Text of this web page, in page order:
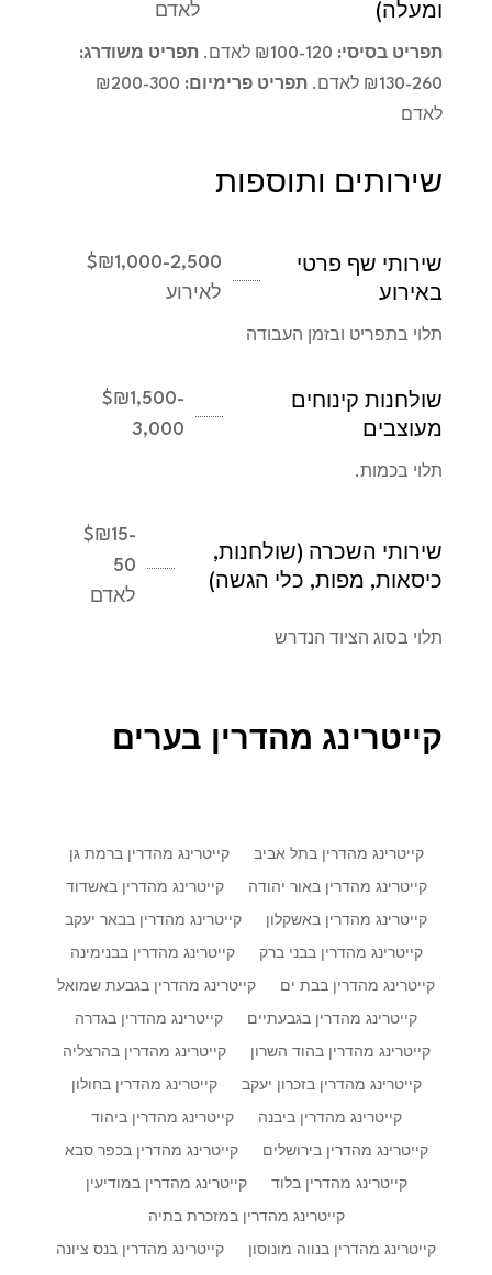
ומעלה) לאדם
תפריט בסיסי:
תפריט משודרג:
₪130-260 לאדם.
תפריט פרימיום: ₪200-300
לאדם
שירותים ותוספות
שירותי שף פרטי
באירוע
$ ₪1,000-2,500
לאירוע
תלוי בתפריט ובזמן העבודה
שולחנות קינוחים
מעוצבים
$ ₪1,500-
3,000
תלוי בכמות.
שירותי השכרה (שולחנות,
כיסאות, מפות, כלי הגשה)
$ ₪15-
50
לאדם
תלוי בסוג הציוד הנדרש
קייטרינג מהדרין בערים
קייטרינג מהדרין בתל אביב קייטרינג מהדרין ברמת גן
קייטרינג מהדרין באור יהודה קייטרינג מהדרין באשדוד
קייטרינג מהדרין באשקלון קייטרינג מהדרין בבאר יעקב
קייטרינג מהדרין בבני ברק קייטרינג מהדרין בבנימינה
קייטרינג מהדרין בבת ים קייטרינג מהדרין בגבעת שמואל
קייטרינג מהדרין בגבעתיים קייטרינג מהדרין בגדרה
קייטרינג מהדרין בהוד השרון קייטרינג מהדרין בהרצליה
קייטרינג מהדרין בזכרון יעקב קייטרינג מהדרין בחולון
קייטרינג מהדרין ביבנה קייטרינג מהדרין ביהוד
קייטרינג מהדרין בירושלים קייטרינג מהדרין בכפר סבא
קייטרינג מהדרין בלוד קייטרינג מהדרין במודיעין
קייטרינג מהדרין במזכרת בתיה
קייטרינג מהדרין בנווה מונוסון קייטרינג מהדרין בנס ציונה